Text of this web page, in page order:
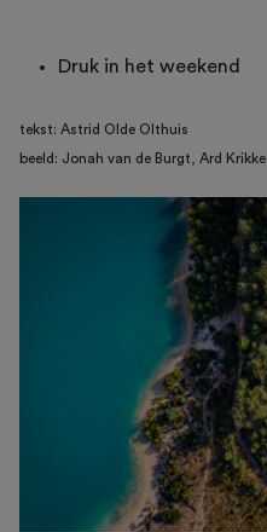
Druk in het weekend
tekst: Astrid Olde Olthuis
beeld: Jonah van de Burgt, Ard Krikke